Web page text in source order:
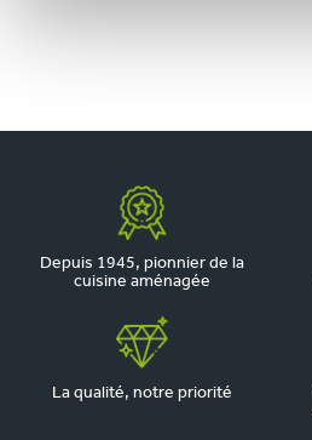
Depuis 1945, pionnier de la
cuisine aménagée
La qualité, notre priorité